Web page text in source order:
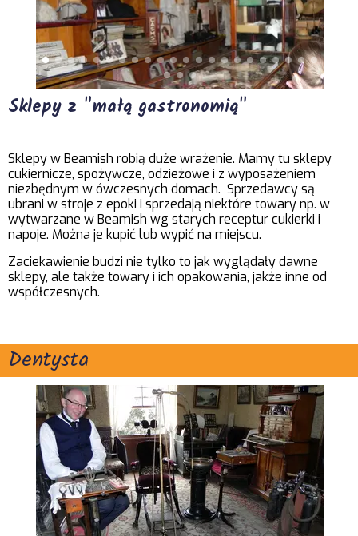
Sklepy z "małą gastronomią"
Sklepy w Beamish robią duże wrażenie. Mamy tu sklepy
cukiernicze, spożywcze, odzieżowe i z wyposażeniem
niezbędnym w ówczesnych domach. Sprzedawcy są
ubrani w stroje z epoki i sprzedają niektóre towary np. w
wytwarzane w Beamish wg starych receptur cukierki i
napoje. Można je kupić lub wypić na miejscu.
Zaciekawienie budzi nie tylko to jak wyglądały dawne
sklepy, ale także towary i ich opakowania, jakże inne od
współczesnych.
Dentysta